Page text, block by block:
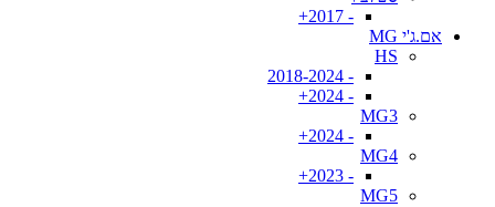
- 2017+
אם.ג'י MG
HS
- 2018-2024
- 2024+
MG3
- 2024+
MG4
- 2023+
MG5